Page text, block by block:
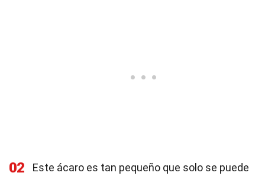
02
Este ácaro es tan pequeño que solo se puede